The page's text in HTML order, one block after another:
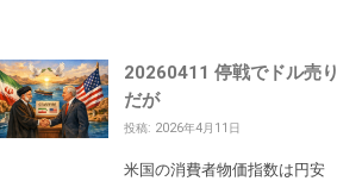
20260411 停戦でドル売り
だが
投稿: 2026年4月11日
米国の消費者物価指数は円安